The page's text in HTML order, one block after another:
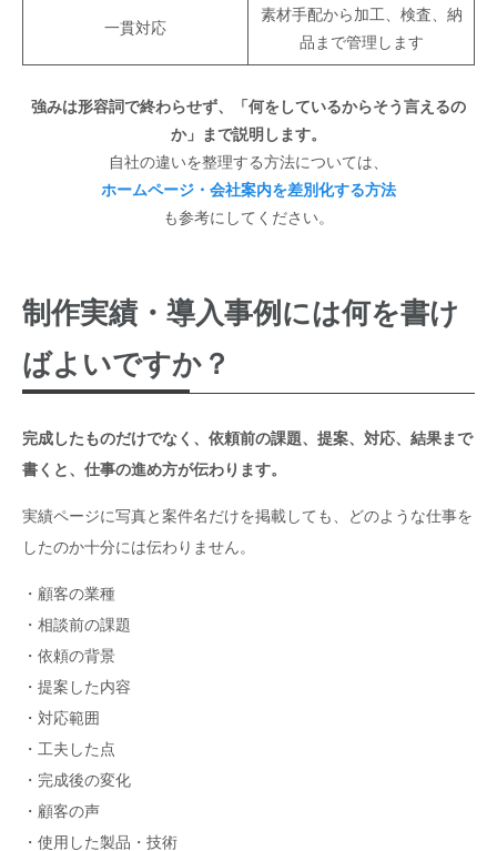
一貫対応
素材手配から加工、検査、納
品まで管理します
強みは形容詞で終わらせず、「何をしているからそう言えるの
か」まで説明します。
自社の違いを整理する方法については、
ホームページ・会社案内を差別化する方法
も参考にしてください。
制作実績・導入事例には何を書け
ばよいですか？
完成したものだけでなく、依頼前の課題、提案、対応、結果まで
書くと、仕事の進め方が伝わります。
実績ページに写真と案件名だけを掲載しても、どのような仕事を
したのか十分には伝わりません。
・顧客の業種
・相談前の課題
・依頼の背景
・提案した内容
・対応範囲
・工夫した点
・完成後の変化
・顧客の声
・使用した製品・技術